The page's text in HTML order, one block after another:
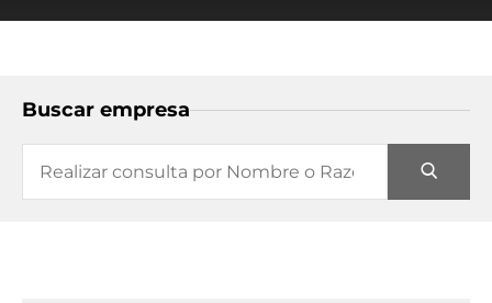
Buscar empresa